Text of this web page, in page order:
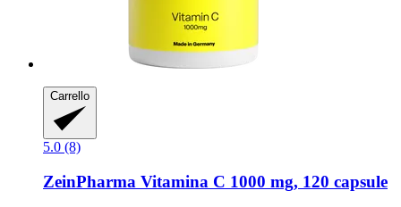
Carrello
5.0 (8)
ZeinPharma Vitamina C 1000 mg, 120 capsule